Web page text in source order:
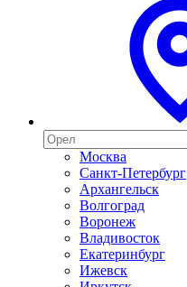
Москва
Санкт-Петербург
Архангельск
Волгоград
Воронеж
Владивосток
Екатеринбург
Ижевск